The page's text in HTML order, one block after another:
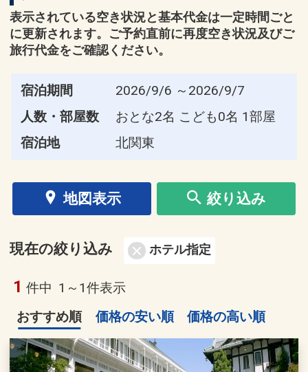
表示されている空き状況と基本代金は一定時間ごと
に更新されます。ご予約直前に再度空き状況及びご
旅行代金をご確認ください。
宿泊期間
2026/9/6 ～2026/9/7
人数・部屋数
おとな2名 こども0名 1部屋
宿泊地
北関東
地図表示 絞り込み
現在の絞り込み ホテル指定
1 件中 1～1件表示
おすすめ順
価格の安い順 価格の高い順